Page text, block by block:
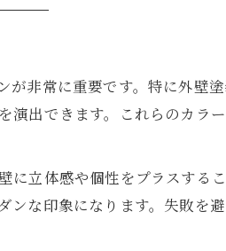
非常に重要です。特に外壁
出できます。これらのカラ
立体感や個性をプラスする
な印象になります。失敗を